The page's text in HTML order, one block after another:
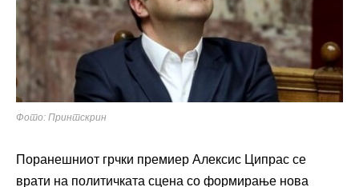
Фото: Принтскрин
Поранешниот грчки премиер Алексис Ципрас се
врати на политичката сцена со формирање нова